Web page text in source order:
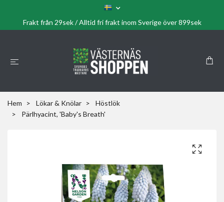
Frakt från 29sek / Alltid fri frakt inom Sverige över 899sek
Hem Lökar & Knölar
Höstlök
Pärlhyacint, 'Baby's Breath'